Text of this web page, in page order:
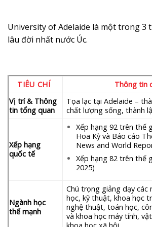
University of Adelaide là một trong 3
lâu đời nhất nước Úc.
TIÊU CHÍ
Thông tin
Vị trí & Thông
tin tổng quan
Tọa lạc tại Adelaide –
chất lượng sống, thành
Xếp hạng
quốc tế
Xếp hạng 92 trên thế
Hoa Kỳ và Báo cáo
News and World
Xếp hạng 82 trên thế
2025)
Ngành học
thế mạnh
Chú trọng giảng dạy các
học, kỹ thuật, khoa học
nghệ thuật, toán học,
và khoa học máy tính,
khoa học xã hội.